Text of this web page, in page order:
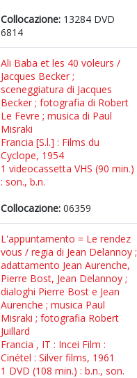
Collocazione: 13284 DVD
6814
Ali Baba et les 40 voleurs /
Jacques Becker ;
sceneggiatura di Jacques
Becker ; fotografia di Robert
Le Fevre ; musica di Paul
Misraki
Francia [S.l.] : Films du
Cyclope, 1954
1 videocassetta VHS (90 min.)
: son., b.n.
Collocazione: 06359
L'appuntamento = Le rendez
vous / regia di Jean Delannoy ;
adattamento Jean Aurenche,
Pierre Bost, Jean Delannoy ;
dialoghi Pierre Bost e Jean
Aurenche ; musica Paul
Misraki ; fotografia Robert
Juillard
Francia , IT : Incei Film :
Cinétel : Silver films, 1961
1 DVD (108 min.) : b.n., son.